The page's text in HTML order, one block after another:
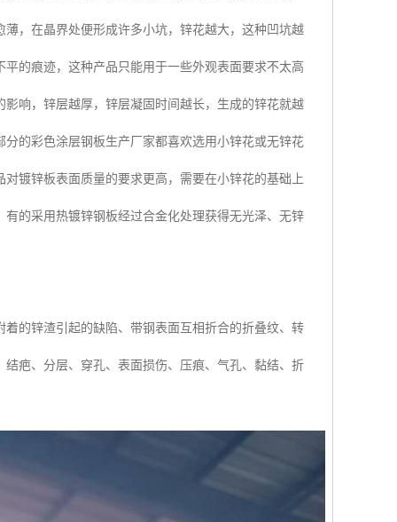
，在晶界处便形成许多小坑，锌花越大，这种凹坑越
的痕迹，这种产品只能用于一些外观表面要求不太高
响，锌层越厚，锌层凝固时间越长，生成的锌花就越
的彩色涂层钢板生产厂家都喜欢选用小锌花或无锌花
镀锌板表面质量的要求更高，需要在小锌花的基础上
的采用热镀锌钢板经过合金化处理获得无光泽、无锌
的锌渣引起的缺陷、带钢表面互相折合的折叠纹、转
疤、分层、穿孔、表面损伤、压痕、气孔、黏结、折